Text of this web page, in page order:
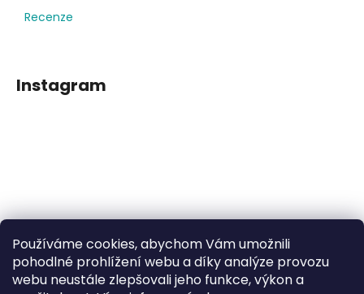
Používáme cookies, abychom Vám umožnili
pohodlné prohlížení webu a díky analýze provozu
webu neustále zlepšovali jeho funkce, výkon a
Recenze
Instagram
Sledovat na Instagramu